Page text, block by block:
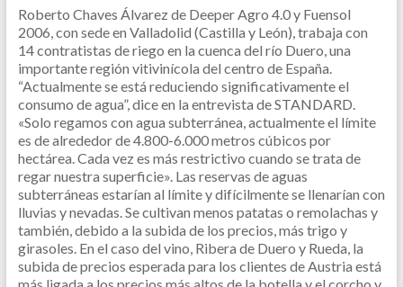
Roberto Chaves Álvarez de Deeper Agro 4.0 y Fuensol
2006, con sede en Valladolid (Castilla y León), trabaja con
14 contratistas de riego en la cuenca del río Duero, una
importante región vitivinícola del centro de España.
“Actualmente se está reduciendo significativamente el
consumo de agua”, dice en la entrevista de STANDARD.
«Solo regamos con agua subterránea, actualmente el límite
es de alrededor de 4.800-6.000 metros cúbicos por
hectárea. Cada vez es más restrictivo cuando se trata de
regar nuestra superficie». Las reservas de aguas
subterráneas estarían al límite y difícilmente se llenarían con
lluvias y nevadas. Se cultivan menos patatas o remolachas y
también, debido a la subida de los precios, más trigo y
girasoles. En el caso del vino, Ribera de Duero y Rueda, la
subida de precios esperada para los clientes de Austria está
más ligada a los precios más altos de la botella y el corcho y